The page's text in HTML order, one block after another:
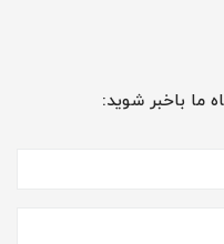
ما باخبر شوید: